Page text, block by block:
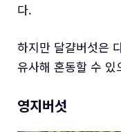
다.
하지만 달걀버섯은
유사해 혼동할 수 있
영지버섯